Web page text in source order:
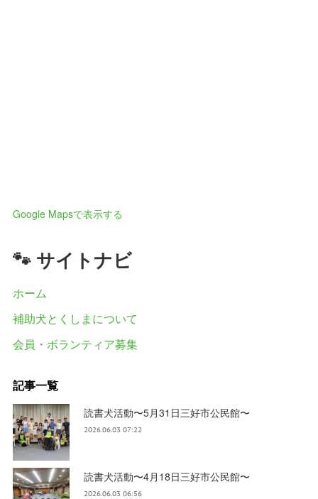
Google Mapsで表示する
🐾 サイトナビ
ホーム
補助犬とくしまについて
会員・ボランティア募集
記事一覧
読書犬活動〜5月31日三好市公民館〜
2026.06.03 07:22
読書犬活動〜4月18日三好市公民館〜
2026.06.03 06:56